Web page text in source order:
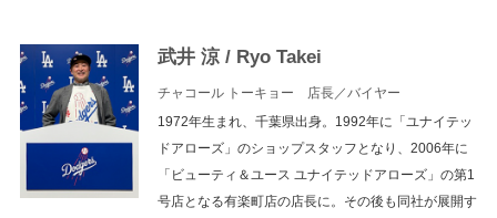
ー
シ
ョ
ン
武井 涼 / Ryo Takei
チャコール トーキョー 店長／バイヤー
1972年生まれ、千葉県出身。1992年に「ユナイテッ
ドアローズ」のショップスタッフとなり、2006年に
「ビューティ＆ユース ユナイテッドアローズ」の第1
号店となる有楽町店の店長に。その後も同社が展開す